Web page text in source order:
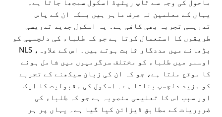
ماحول کی وجہ سے ٹاپ ریٹیڈ اسکول سمجھا جاتا ہے۔
یہاں کے معلمین نہ صرف ماہر ہیں بلکہ ان کے پاس
تدریسی تجربہ بھی کافی ہے۔ یہ اسکول جدید تدریسی
طریقوں کا استعمال کرتا ہے جو کہ طلباء کی دلچسپی کو
بڑھانے میں مددگار ثابت ہوتے ہیں۔ اس کے علاوہ، NLS
اوسلو میں طلباء کو مختلف سرگرمیوں میں شامل ہونے
کا موقع ملتا ہے، جو کہ ان کی زبان سیکھنے کے تجربے
کو مزید دلچسپ بناتا ہے۔ اسکول کی مقبولیت کا ایک
اور سبب اس کا تعلیمی منصوبہ ہے جو کہ طلباء کی
ضروریات کے مطابق ڈیزائن کیا گیا ہے۔ یہاں پر ہر